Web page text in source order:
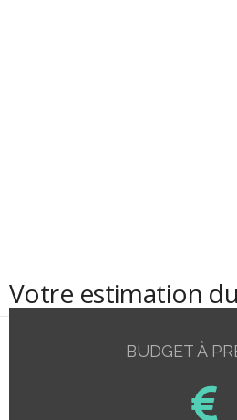
Votre estimation
BUDGET À